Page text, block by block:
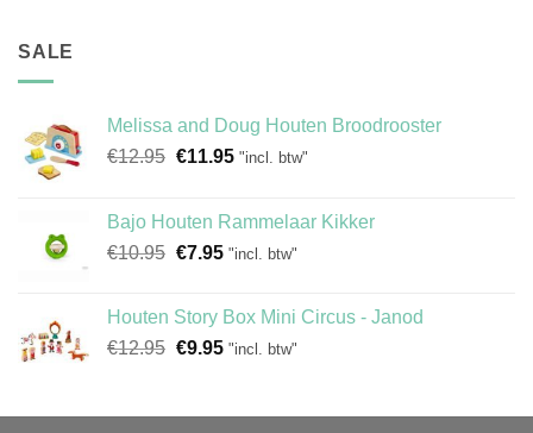
SALE
Melissa and Doug Houten Broodrooster
€12.95 Oorspronkelijke
€12.95.
€11.95Huidige
€11.95.
"incl. btw"
Bajo Houten Rammelaar Kikker
€10.95 Oorspronkelijke
€10.95.
€7.95Huidige
€7.95.
"incl. btw"
Houten Story Box Mini Circus - Janod
€12.95 Oorspronkelijke
€12.95.
€9.95Huidige
€9.95.
"incl. btw"